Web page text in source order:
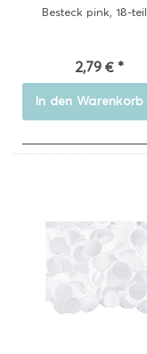
Besteck pink, 18-
2,79 € *
In den Warenkorb